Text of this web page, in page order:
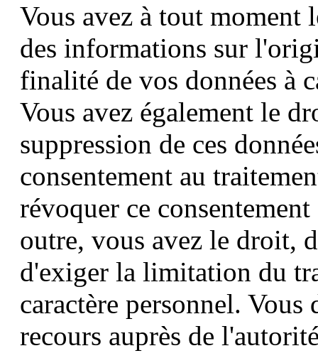
Vous avez à tout
des informations sur
finalité de vos données à
Vous avez également le
suppression de ces
consentement au
révoquer ce
outre, vous avez le droit,
d'exiger la limitation du
caractère personnel.
recours auprès de